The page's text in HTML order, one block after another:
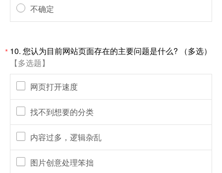
不确定
* 10. 您认为目前网站页面存在的主要问题是什么? （多选）
【多选题】
网页打开速度
找不到想要的分类
内容过多，逻辑杂乱
图片创意处理笨拙